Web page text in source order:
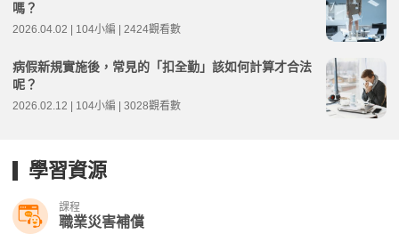
嗎？
2026.04.02 | 104小編 | 2424觀看數
病假新規實施後，常見的「扣全勤」該如何計算才合法
呢？
2026.02.12 | 104小編 | 3028觀看數
學習資源
課程
職業災害補償